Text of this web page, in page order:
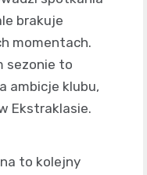
brakuje
momentach.
sezonie to
ambicje klubu,
Ekstraklasie.
to kolejny